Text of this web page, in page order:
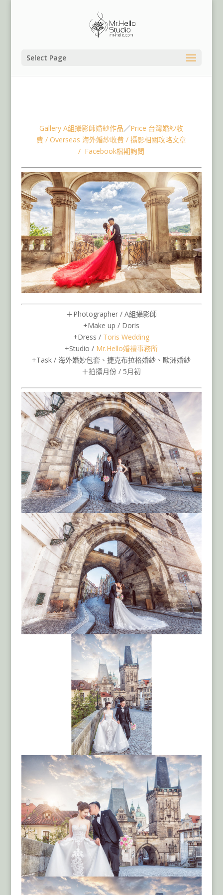
Select Page
Gallery A組攝影師婚紗作品／Price 台灣婚紗收
費 /Overseas 海外婚紗收費 /攝影相關攻略文章
/ Facebook檔期詢問
＋Photographer / A組攝影師
+Make up / Doris
+Dress / Toris Wedding
+Studio / Mr.Hello婚禮事務所
+Task / 海外婚妙包套、捷克布拉格婚紗、歐洲婚紗
＋拍攝月份 / 5月初